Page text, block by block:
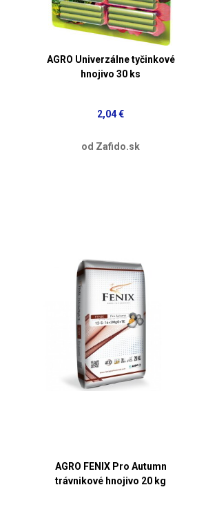
AGRO Univerzálne tyčinkové
hnojivo 30 ks
2,04 €
od Zafido.sk
AGRO FENIX Pro Autumn
trávnikové hnojivo 20 kg